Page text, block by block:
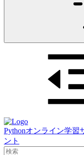
Pythonオンライン学習
ント